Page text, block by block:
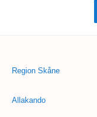
Region Skåne
Allakando